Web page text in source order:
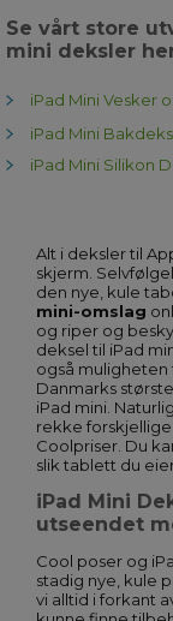
Se vårt store
mini deksler
iPad Mini Vesker
iPad Mini
iPad Mini Silikon
Alt i deksler til
skjerm.
den nye, kule
mini-omslag
og riper og
deksel til iPad
også muligheten
Danmarks
iPad mini.
rekke
Coolpriser. Du
slik tablett du
iPad Mini
utseendet
Cool poser og
stadig nye, kule
vi alltid i forkant